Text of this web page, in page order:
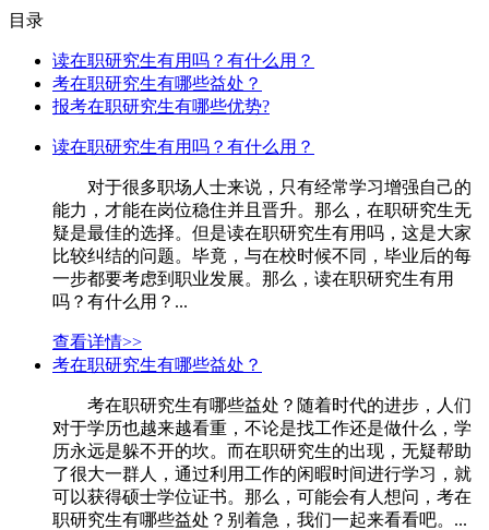
目录
读在职研究生有用吗？有什么用？
考在职研究生有哪些益处？
报考在职研究生有哪些优势?
读在职研究生有用吗？有什么用？
对于很多职场人士来说，只有经常学习增强自己的
能力，才能在岗位稳住并且晋升。那么，在职研究生无
疑是最佳的选择。但是读在职研究生有用吗，这是大家
比较纠结的问题。毕竟，与在校时候不同，毕业后的每
一步都要考虑到职业发展。那么，读在职研究生有用
吗？有什么用？...
查看详情>>
考在职研究生有哪些益处？
考在职研究生有哪些益处？随着时代的进步，人们
对于学历也越来越看重，不论是找工作还是做什么，学
历永远是躲不开的坎。而在职研究生的出现，无疑帮助
了很大一群人，通过利用工作的闲暇时间进行学习，就
可以获得硕士学位证书。那么，可能会有人想问，考在
职研究生有哪些益处？别着急，我们一起来看看吧。...